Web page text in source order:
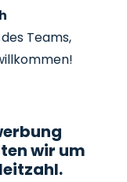
Teams,
wir um